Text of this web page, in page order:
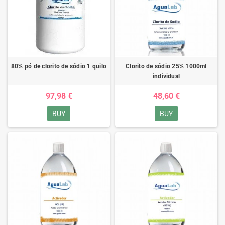
80% pó de clorito de sódio 1 quilo
97,98 €
BUY
Clorito de sódio 25% 1000ml
individual
48,60 €
BUY